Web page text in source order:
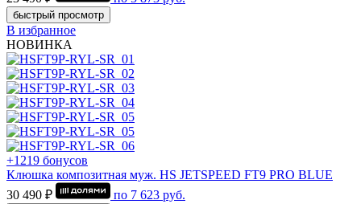
быстрый просмотр
В избранное
НОВИНКА
+1219 бонусов
Клюшка композитная муж. HS JETSPEED FT9 PRO BLUE
30 490 ₽
по 7 623 руб.